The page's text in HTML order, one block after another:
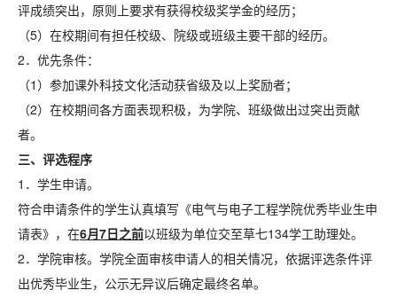
评成绩突出，原则上要求有获得校级奖学金的经历；
（5）在校期间有担任校级、院级或班级主要干部的经历。
2．优先条件：
（1）参加课外科技文化活动获省级及以上奖励者；
（2）在校期间各方面表现积极，为学院、班级做出过突出贡献
者。
三、评选程序
1．学生申请。
符合申请条件的学生认真填写《电气与电子工程学院优秀毕业生申
请表》，在6月7日之前以班级为单位交至草七134学工助理处。
2．学院审核。学院全面审核申请人的相关情况，依据评选条件评
出优秀毕业生，公示无异议后确定最终名单。